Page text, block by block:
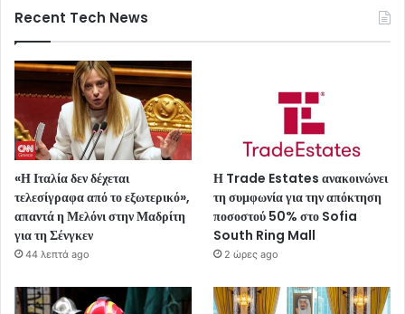
Recent Tech News
«Η Ιταλία δεν δέχεται
τελεσίγραφα από το εξωτερικό»,
απαντά η Μελόνι στην Μαδρίτη
για τη Σένγκεν
44 λεπτά ago
Η Trade Estates ανακοινώνει
τη συμφωνία για την απόκτηση
ποσοστού 50% στο Sofia
South Ring Mall
2 ώρες ago